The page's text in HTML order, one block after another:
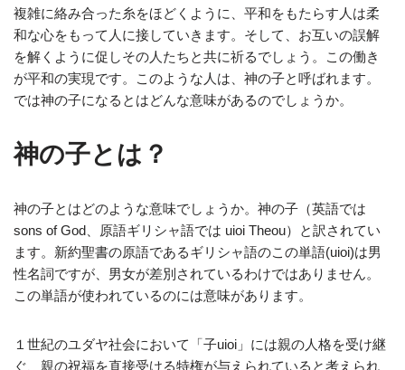
複雑に絡み合った糸をほどくように、平和をもたらす人は柔
和な心をもって人に接していきます。そして、お互いの誤解
を解くように促しその人たちと共に祈るでしょう。この働き
が平和の実現です。このような人は、神の子と呼ばれます。
では神の子になるとはどんな意味があるのでしょうか。
神の子とは？
神の子とはどのような意味でしょうか。神の子（英語では
sons of God、原語ギリシャ語では uioi Theou）と訳されてい
ます。新約聖書の原語であるギリシャ語のこの単語(uioi)は男
性名詞ですが、男女が差別されているわけではありません。
この単語が使われているのには意味があります。
１世紀のユダヤ社会において「子uioi」には親の人格を受け継
ぐ、親の祝福を直接受ける特権が与えられていると考えられ